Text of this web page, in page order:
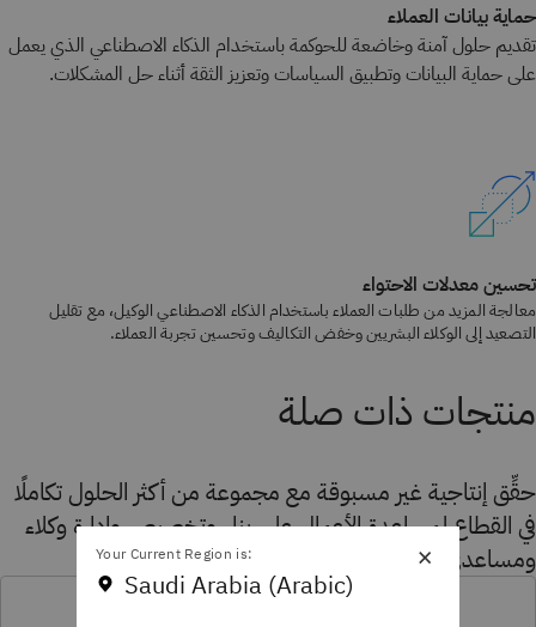
حماية بيانات العملاء
تقديم حلول آمنة وخاضعة للحوكمة باستخدام الذكاء الاصطناعي الذي يعمل
على حماية البيانات وتطبيق السياسات وتعزيز الثقة أثناء حل المشكلات.
تحسين معدلات الاحتواء
معالجة المزيد من طلبات العملاء باستخدام الذكاء الاصطناعي الوكيل، مع تقليل
التصعيد إلى الوكلاء البشريين وخفض التكاليف وتحسين تجربة العملاء.
منتجات ذات صلة
حقِّق إنتاجية غير مسبوقة مع مجموعة من أكثر الحلول تكاملًا
في القطاع لمساعدة الأعمال على بناء وتخصيص وإدارة وكلاء
ومساعدي الذكاء الاصطناعي.
×
Your Current Region is:
Saudi Arabia (Arabic)